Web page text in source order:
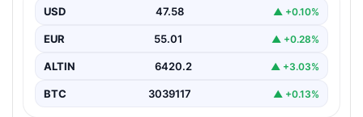
merak ettiği konulardan biri olan kurbanlık fiyatları,…
USD 47.58 ▲ +0.10%
EUR 55.01 ▲ +0.28%
ALTIN 6420.2 ▲ +3.03%
BTC 3039117 ▲ +0.13%